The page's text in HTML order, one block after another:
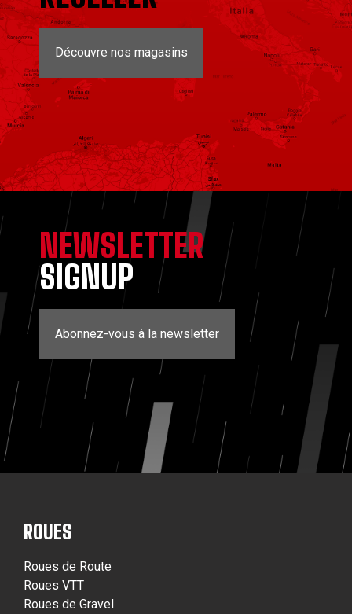
Découvre nos magasins
NEWSLETTER
SIGNUP
Abonnez-vous à la newsletter
ROUES
Roues de Route
Roues VTT
Roues de Gravel